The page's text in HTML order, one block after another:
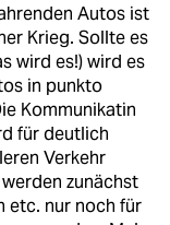
Autos ist
Krieg. Sollte es
wird es!) wird es
in punkto
Kommunikatin
für deutlich
Verkehr
zunächst
etc. nur noch für